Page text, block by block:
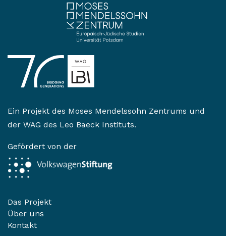
Ein Projekt des Moses Mendelssohn Zentrums und
der WAG des Leo Baeck Instituts.
Gefördert von der
Das Projekt
Über uns
Kontakt